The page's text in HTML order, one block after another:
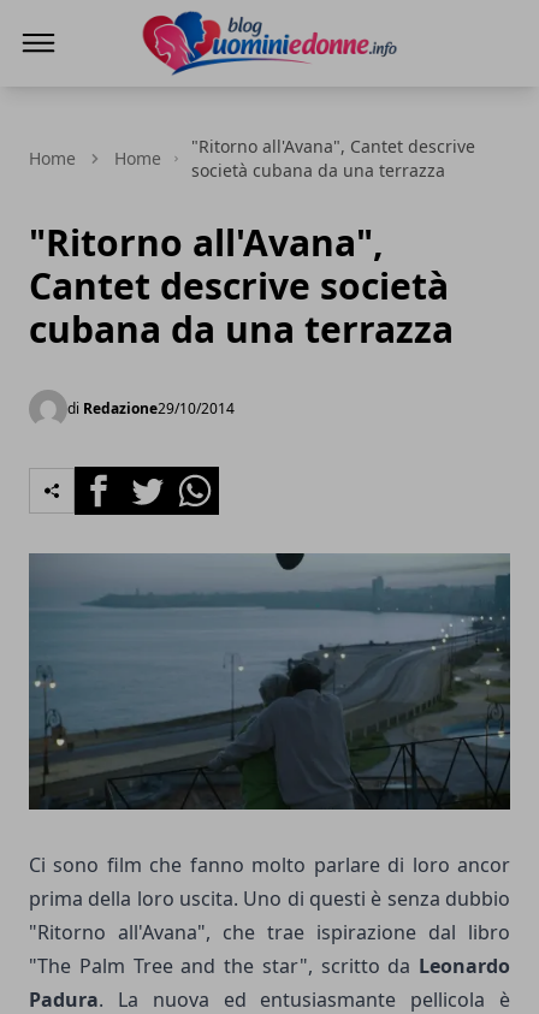
Home Home
"Ritorno all'Avana", Cantet descrive
società cubana da una terrazza
"Ritorno all'Avana",
Cantet descrive società
cubana da una terrazza
di Redazione29/10/2014
FacebookTwitterWhatsapp
Ci sono film che fanno molto parlare di loro ancor
prima della loro uscita. Uno di questi è senza dubbio
"Ritorno all'Avana", che trae ispirazione dal libro
"The Palm Tree and the star", scritto da Leonardo
Padura. La nuova ed entusiasmante pellicola è